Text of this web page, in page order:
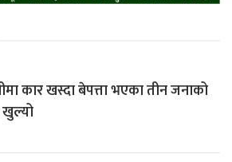
कार खस्दा बेपत्ता भएका तीन जनाको
खुल्यो